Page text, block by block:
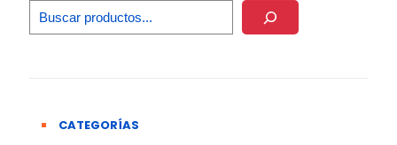
CATEGORÍAS